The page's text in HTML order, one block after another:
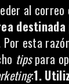
al
Por esta
tipspara
:1.